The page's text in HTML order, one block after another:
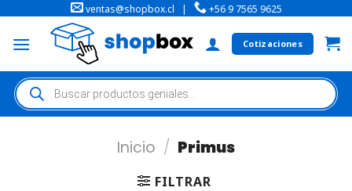
ventas@shopbox.cl | +56 9 7565 9625
Cotizaciones
Inicio / Primus
FILTRAR